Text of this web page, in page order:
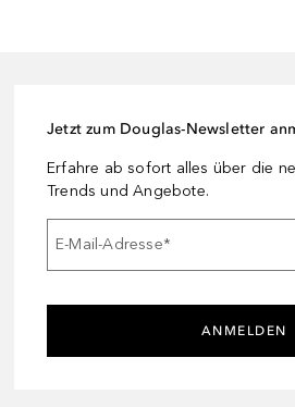
Jetzt zum Douglas-Newsletter
Erfahre ab sofort alles über die
Trends und Angebote.
E-Mail-Adresse*
ANMELDEN